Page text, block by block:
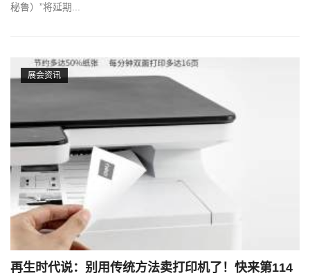
秘鲁）”将延期...
展会资讯
再生时代说：别用传统方法卖打印机了！快来第114